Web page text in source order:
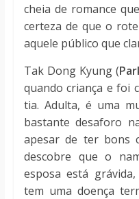
cheia de romance
certeza de que o
aquele público que
Tak Dong Kyung (
quando criança e foi
tia. Adulta, é uma
bastante desaforo
apesar de ter bons
descobre que o
esposa está
tem uma doença